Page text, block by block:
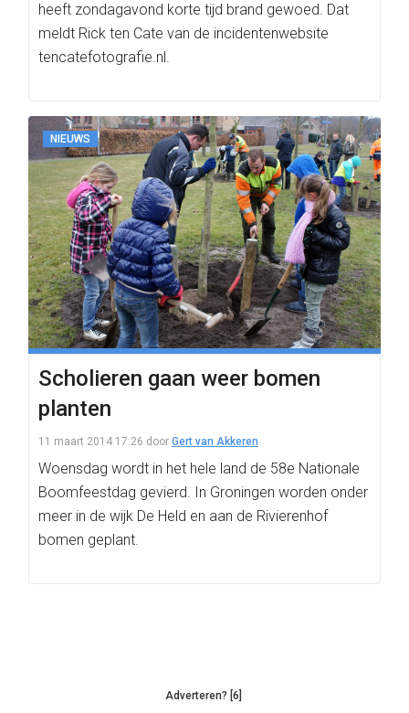
heeft zondagavond korte tijd brand gewoed. Dat
meldt Rick ten Cate van de incidentenwebsite
tencatefotografie.nl.
NIEUWS
Scholieren gaan weer bomen
planten
11 maart 2014 17:26 door Gert van Akkeren
Woensdag wordt in het hele land de 58e Nationale
Boomfeestdag gevierd. In Groningen worden onder
meer in de wijk De Held en aan de Rivierenhof
bomen geplant.
Adverteren? [6]